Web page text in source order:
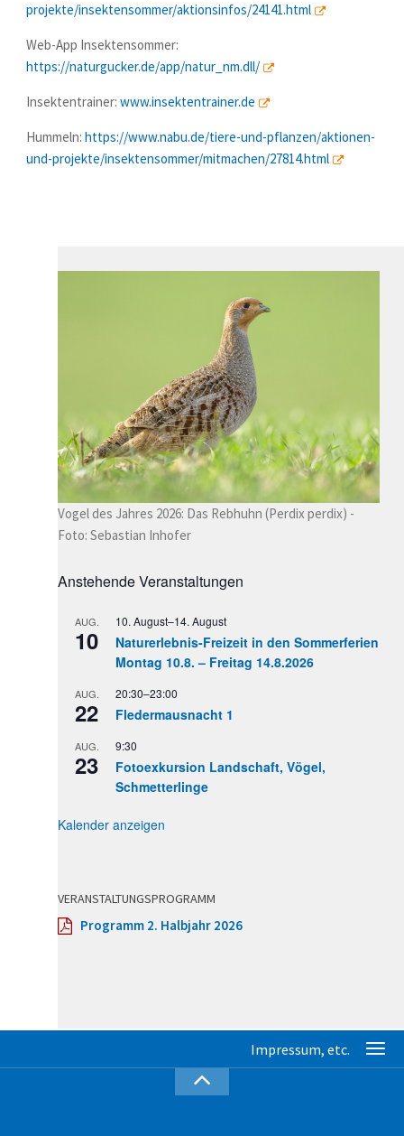
projekte/insektensommer/aktionsinfos/24141.html
Web-App Insektensommer:
https://naturgucker.de/app/natur_nm.dll/
Insektentrainer: www.insektentrainer.de
Hummeln: https://www.nabu.de/tiere-und-pflanzen/aktionen-
und-projekte/insektensommer/mitmachen/27814.html
Vogel des Jahres 2026: Das Rebhuhn (Perdix perdix) -
Foto: Sebastian Inhofer
Anstehende Veranstaltungen
AUG.
10
10. August–14. August
Naturerlebnis-Freizeit in den Sommerferien
Montag 10.8. – Freitag 14.8.2026
AUG.
22
20:30–23:00
Fledermausnacht 1
AUG.
23
9:30
Fotoexkursion Landschaft, Vögel,
Schmetterlinge
Kalender anzeigen
VERANSTALTUNGSPROGRAMM
Programm 2. Halbjahr 2026